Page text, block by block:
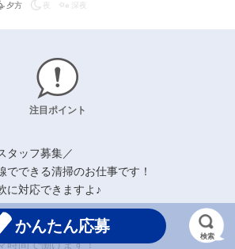
夕方 夜 深夜
注目ポイント
タッフ募集／
でできる清掃のお仕事です！
に対応できますよ♪
時間で働けます！
かんたん応募
検索